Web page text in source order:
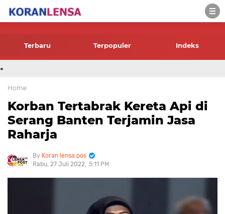
-->
Terbaru Terpopuler Indeks
.
Home
Korban Tertabrak Kereta Api di
Serang Banten Terjamin Jasa
Raharja
Koran lensa pos
Rabu, 27 Juli 2022 5:11 PM